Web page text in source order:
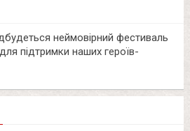
неймовірний фестиваль
підтримки наших героїв-